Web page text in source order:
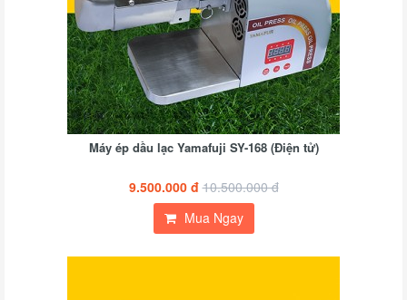
Máy ép dầu lạc Yamafuji SY-168 (Điện tử)
9.500.000 đ 10.500.000 đ
Mua Ngay